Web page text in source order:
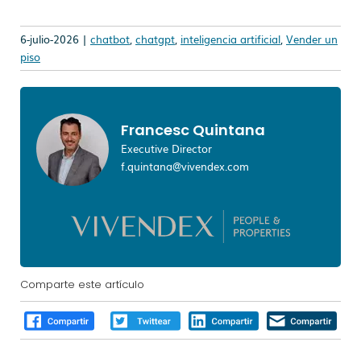
6-julio-2026 | chatbot, chatgpt, inteligencia artificial, Vender un
piso
Francesc Quintana
Executive Director
f.quintana@vivendex.com
Comparte este artículo